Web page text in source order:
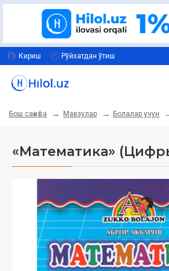
Кириш Рўйхатдан ўтиш
Бош саҳифа Мавзулар Болалар учун
«Математика»